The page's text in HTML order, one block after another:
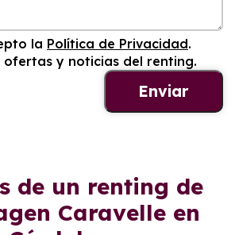
la Política de Privacidad.
ofertas y noticias del renting.
de un renting de
Caravelle en